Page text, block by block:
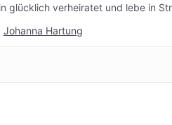
glücklich verheiratet und lebe in
Johanna Hartung